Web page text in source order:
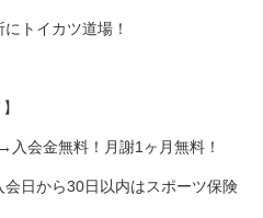
トイカツ道場！
会金無料！月謝1ヶ月無料！
日から30日以内はスポーツ保険